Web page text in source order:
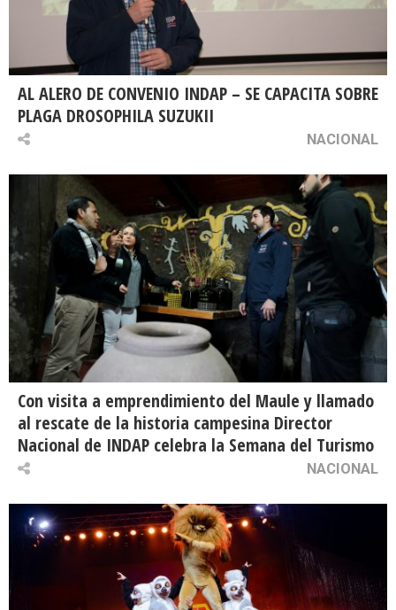
AL ALERO DE CONVENIO INDAP – SE CAPACITA SOBRE
PLAGA DROSOPHILA SUZUKII
NACIONAL
Con visita a emprendimiento del Maule y llamado
al rescate de la historia campesina Director
Nacional de INDAP celebra la Semana del Turismo
NACIONAL